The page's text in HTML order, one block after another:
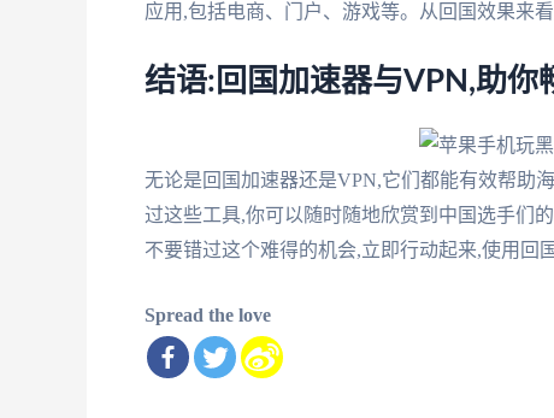
应用,包括电商、门户、游戏等。从回国效果来
结语:回国加速器与VPN,助你
无论是回国加速器还是VPN,它们都能有效帮助
过这些工具,你可以随时随地欣赏到中国选手们
不要错过这个难得的机会,立即行动起来,使用回
Spread the love